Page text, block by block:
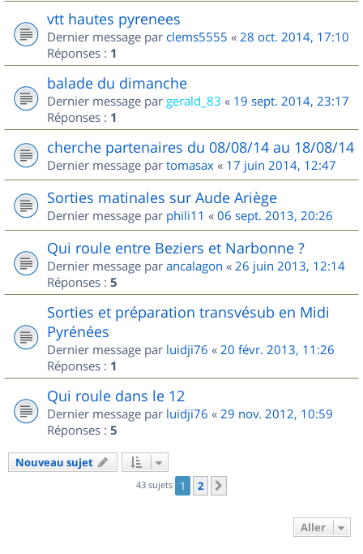
vtt hautes pyrenees
Dernier message par clems5555 « 28 oct. 2014, 17:10
Réponses : 1
balade du dimanche
Dernier message par gerald_83 « 19 sept. 2014, 23:17
Réponses : 1
cherche partenaires du 08/08/14 au 18/08/14
Dernier message par tomasax « 17 juin 2014, 12:47
Sorties matinales sur Aude Ariège
Dernier message par phili11 « 06 sept. 2013, 20:26
Qui roule entre Beziers et Narbonne ?
Dernier message par ancalagon « 26 juin 2013, 12:14
Réponses : 5
Sorties et préparation transvésub en Midi
Pyrénées
Dernier message par luidji76 « 20 févr. 2013, 11:26
Réponses : 1
Qui roule dans le 12
Dernier message par luidji76 « 29 nov. 2012, 10:59
Réponses : 5
Nouveau sujet
43 sujets 1 2
Aller